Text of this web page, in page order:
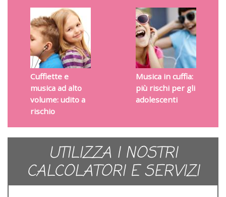
Cuffiette e
musica ad alto
volume: udito a
rischio
Musica in cuffia:
più rischi per gli
adolescenti
UTILIZZA I NOSTRI
CALCOLATORI E SERVIZI